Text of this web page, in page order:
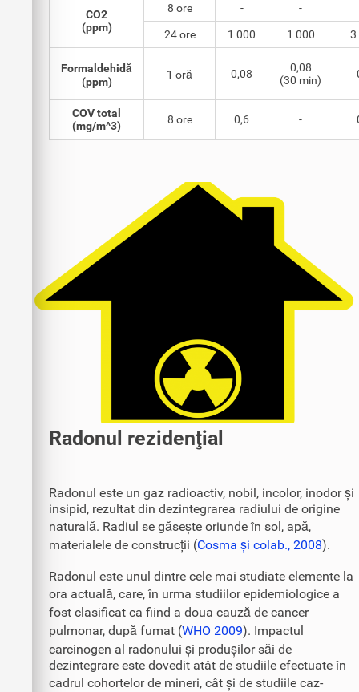
CO2
(ppm)
8 ore - -
24 ore 1 000 1 000 3
Formaldehidă
(ppm)
1 oră 0,08
0,08
(30 min)
COV total
(mg/m^3)
8 ore 0,6 -
Radonul rezidenţial
Radonul este un gaz radioactiv, nobil, incolor, inodor și
insipid, rezultat din dezintegrarea radiului de origine
naturală. Radiul se găsește oriunde în sol, apă,
materialele de construcții (Cosma și colab., 2008).
Radonul este unul dintre cele mai studiate elemente la
ora actuală, care, în urma studiilor epidemiologice a
fost clasificat ca fiind a doua cauză de cancer
pulmonar, după fumat (WHO 2009). Impactul
carcinogen al radonului și produșilor săi de
dezintegrare este dovedit atât de studiile efectuate în
cadrul cohortelor de mineri, cât și de studiile caz-